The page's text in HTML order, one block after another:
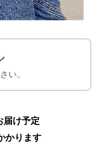
い。
届け予定
かります